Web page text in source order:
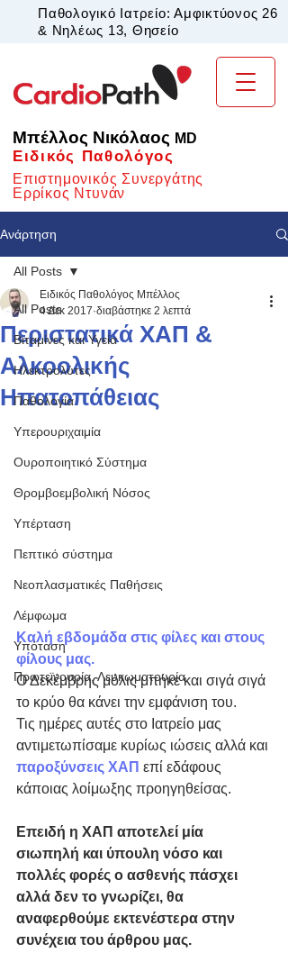
Παθολογικό Ιατρείο: Αμφικτύονος 26
& Νηλέως 13, Θησείο
Μπέλλος Νικόλαος MD
Ειδικός Παθολόγος
Επιστημονικός Συνεργάτης
Ερρίκος Ντυνάν
Ανάρτηση
All Posts
Βιταμίνες και Υγεία
Ηλεκτρολύτες
Παθολογία
Υπερουριχαιμία
Ουροποιητικό Σύστημα
Θρομβοεμβολική Νόσος
Υπέρταση
Πεπτικό σύστημα
Νεοπλασματικές Παθήσεις
Λέμφωμα
Υπόταση
Πρωτεϊνουρία, Λευκωματουρία
All Posts
Περιστατικά ΧΑΠ &
Αλκοολικής
Ηπατοπάθειας
Ειδικός Παθολόγος Μπέλλος
4 Δεκ 2017 διαβάστηκε 2 λεπτά
Καλή εβδομάδα στις φίλες και στους
φίλους μας.
Ο Δεκέμβρης μόλις μπήκε και σιγά σιγά
το κρύο θα κάνει την εμφάνιση του.
Τις ημέρες αυτές στο Ιατρείο μας
αντιμετωπίσαμε κυρίως ιώσεις αλλά και
παροξύνσεις ΧΑΠ επί εδάφους
κάποιας λοίμωξης προηγηθείσας.
Επειδή η ΧΑΠ αποτελεί μία
σιωπηλή και ύπουλη νόσο και
πολλές φορές ο ασθενής πάσχει
αλλά δεν το γνωρίζει, θα
αναφερθούμε εκτενέστερα στην
συνέχεια του άρθρου μας.